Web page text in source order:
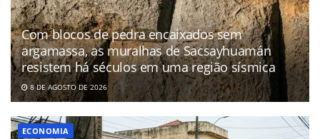
Com blocos de pedra encaixados sem
argamassa, as muralhas de Sacsayhuamán
resistem há séculos em uma região sísmica
8 DE AGOSTO DE 2026
ECONOMIA